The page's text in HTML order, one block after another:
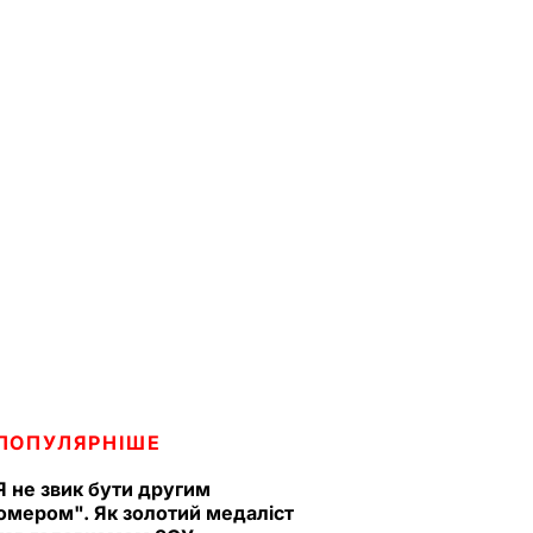
не звик бути другим
Як золотий медаліст